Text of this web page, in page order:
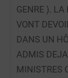
GENRE ). LA
VONT
DANS UN
ADMIS
MINISTRES